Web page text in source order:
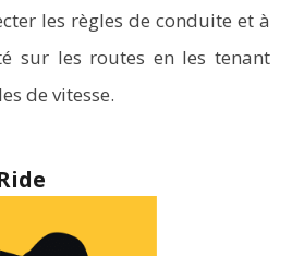
les règles de conduite et à
sur les routes en les tenant
de vitesse.